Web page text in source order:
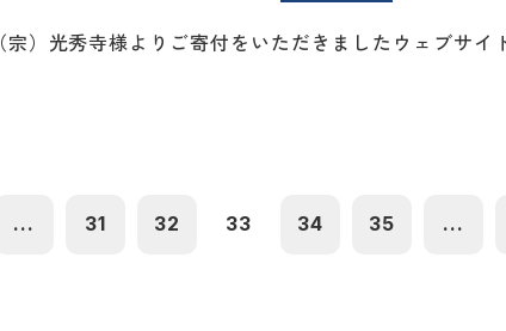
（宗）光秀寺様よりご寄付をいただきました ウェブサイ
... 31 32 33 34 35 ...